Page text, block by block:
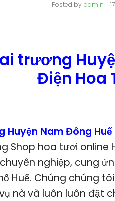
Posted by admin
trương
Điện Hoa
Nam Đông Huế
Shop hoa tươi online
nghiệp, cung
Huế. Chúng chúng
nà và luôn luôn đặt